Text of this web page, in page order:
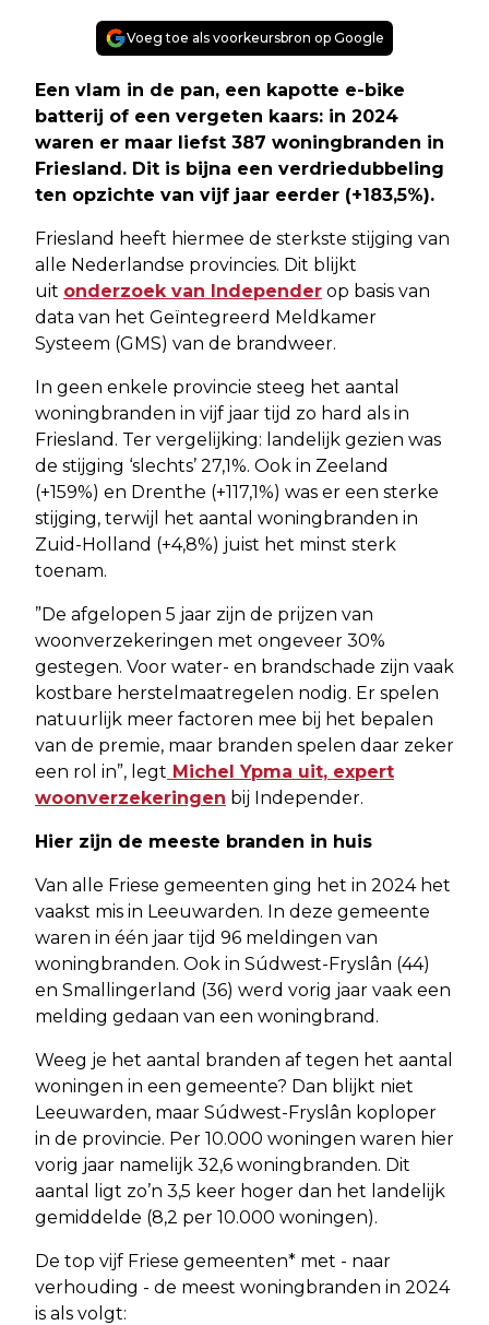
Voeg toe als voorkeursbron op Google
Een vlam in de pan, een kapotte e-bike
batterij of een vergeten kaars: in 2024
waren er maar liefst 387 woningbranden in
Friesland. Dit is bijna een verdriedubbeling
ten opzichte van vijf jaar eerder (+183,5%).
Friesland heeft hiermee de sterkste stijging van
alle Nederlandse provincies. Dit blijkt
uit onderzoek van Independer op basis van
data van het Geïntegreerd Meldkamer
Systeem (GMS) van de brandweer.
In geen enkele provincie steeg het aantal
woningbranden in vijf jaar tijd zo hard als in
Friesland. Ter vergelijking: landelijk gezien was
de stijging ‘slechts’ 27,1%. Ook in Zeeland
(+159%) en Drenthe (+117,1%) was er een sterke
stijging, terwijl het aantal woningbranden in
Zuid-Holland (+4,8%) juist het minst sterk
toenam.
”De afgelopen 5 jaar zijn de prijzen van
woonverzekeringen met ongeveer 30%
gestegen. Voor water- en brandschade zijn vaak
kostbare herstelmaatregelen nodig. Er spelen
natuurlijk meer factoren mee bij het bepalen
van de premie, maar branden spelen daar zeker
een rol in”, legt Michel Ypma uit, expert
woonverzekeringen bij Independer.
Hier zijn de meeste branden in huis
Van alle Friese gemeenten ging het in 2024 het
vaakst mis in Leeuwarden. In deze gemeente
waren in één jaar tijd 96 meldingen van
woningbranden. Ook in Súdwest-Fryslân (44)
en Smallingerland (36) werd vorig jaar vaak een
melding gedaan van een woningbrand.
Weeg je het aantal branden af tegen het aantal
woningen in een gemeente? Dan blijkt niet
Leeuwarden, maar Súdwest-Fryslân koploper
in de provincie. Per 10.000 woningen waren hier
vorig jaar namelijk 32,6 woningbranden. Dit
aantal ligt zo’n 3,5 keer hoger dan het landelijk
gemiddelde (8,2 per 10.000 woningen).
De top vijf Friese gemeenten* met - naar
verhouding - de meest woningbranden in 2024
is als volgt: